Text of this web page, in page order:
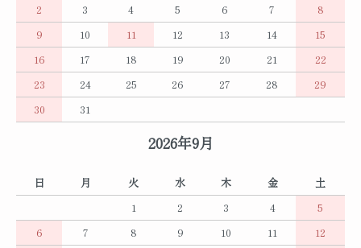
2
3 4 5 6 7
8
9
10 11 12 13 14
15
16
17 18 19 20 21
22
23
24 25 26 27 28
29
30
31
2026年9月
日 月 火 水 木 金
土
1
2 3 4
5
6
7 8 9 10 11
12